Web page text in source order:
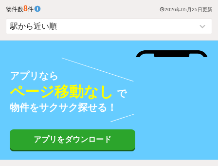
物件数8件 2026年05月25日更新
アプリなら
ページ移動なし で
物件をサクサク探せる！
アプリをダウンロード